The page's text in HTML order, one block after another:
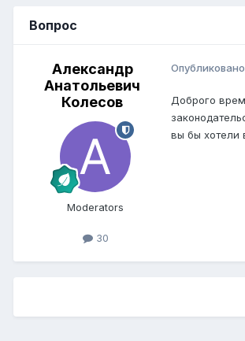
Вопрос
Александр
Анатольевич
Колесов
Moderators
30
Опубликовано
Доброго
вы бы хотели